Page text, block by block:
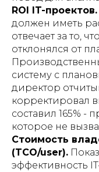
ROI IT-проектов.
должен иметь
отвечает за то,
отклонялся от
систему с
директор
корректировал
составил 165% -
которое не
Стоимость
(TCO/user).
эффективность